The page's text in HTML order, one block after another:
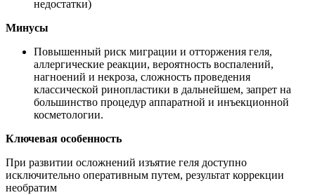
недостатки)
Минусы
Повышенный риск миграции и отторжения геля,
аллергические реакции, вероятность воспалений,
нагноений и некроза, сложность проведения
классической ринопластики в дальнейшем, запрет на
большинство процедур аппаратной и инъекционной
косметологии.
Ключевая особенность
При развитии осложнений изъятие геля доступно
исключительно оперативным путем, результат коррекции
необратим